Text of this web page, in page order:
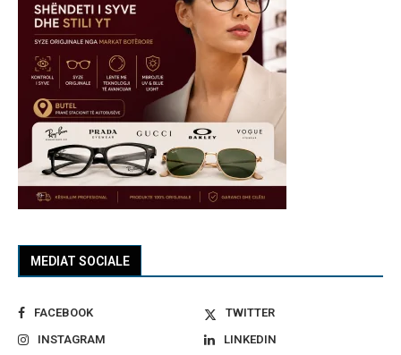
MEDIAT SOCIALE
FACEBOOK
TWITTER
INSTAGRAM
LINKEDIN